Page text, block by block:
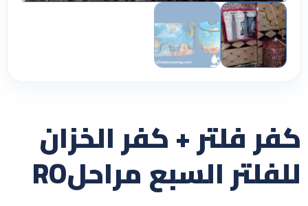
كفر فلتر + كفر الخزان
للفلتر السبع مراحلRO